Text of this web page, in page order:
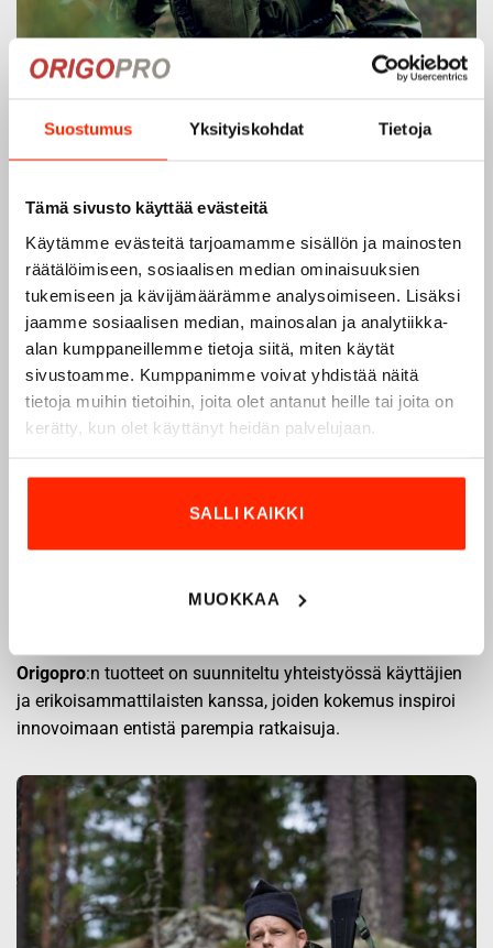
Suostumus Yksityiskohdat Tietoja
Tämä sivusto käyttää evästeitä
Käytämme evästeitä tarjoamamme sisällön ja mainosten
räätälöimiseen, sosiaalisen median ominaisuuksien
tukemiseen ja kävijämäärämme analysoimiseen. Lisäksi
jaamme sosiaalisen median, mainosalan ja analytiikka-
alan kumppaneillemme tietoja siitä, miten käytät
sivustoamme. Kumppanimme voivat yhdistää näitä
tietoja muihin tietoihin, joita olet antanut heille tai joita on
kerätty, kun olet käyttänyt heidän palvelujaan.
SALLI KAIKKI
MUOKKAA
Origopro – Suomalainen laatumerkki vuodesta
Origopro valmistaa laadukkaita vaatteita,
Origopro:n tuotteet on suunniteltu yhteistyössä käyttäjien
ja erikoisammattilaisten kanssa, joiden kokemus inspiroi
innovoimaan entistä parempia ratkaisuja.